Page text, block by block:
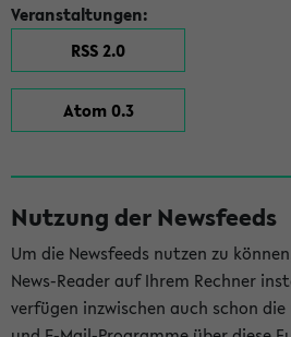
Veranstaltungen:
RSS 2.0
Atom 0.3
Nutzung der Newsfeeds
Um die Newsfeeds nutzen zu
News-Reader auf Ihrem Rechner
verfügen inzwischen auch schon